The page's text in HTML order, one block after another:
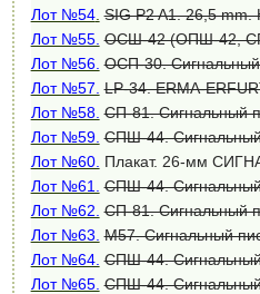
Лот №54. SIG P2 A1. 26,5
Лот №55. ОСШ-42 (ОПШ-42,
Лот №56. ОСП-30. Сигнальный
Лот №57. LP-34. ERMA-
Лот №58. СП-81. Сигнальный
Лот №59. СПШ-44. Сигнальный
Лот №60. Плакат. 26-мм
Лот №61.
СПШ-44.
Лот №62. СП-81. Сигнальный
Лот №63. M57. Сигнальный
Лот №64. СПШ-44.
Лот №65. СПШ-44.